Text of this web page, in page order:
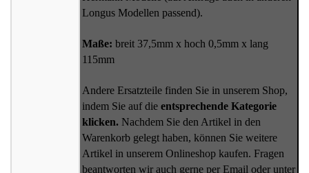
Longus Modellen passend).
Maße: breit 37,5mm x hoch 0,5mm x lang
115mm
Andere Ersatzteile finden Sie in unserem Shop,
indem Sie auf die entsprechende Kategorie
klicken. Nachdem Sie den Artikel in den
Warenkorb gelegt haben, können Sie weitere
Artikel in unserem Onlineshop kaufen. Fragen
beantworten wir auch gerne per Email oder unter